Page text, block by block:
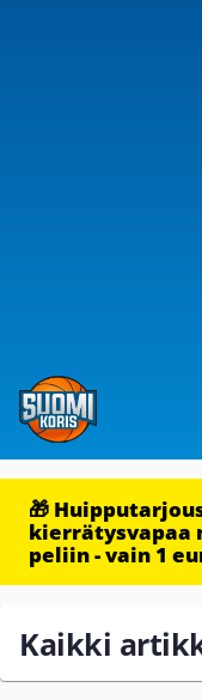
🎁
kierrätysvapaa
peliin - vain 1
Kaikki